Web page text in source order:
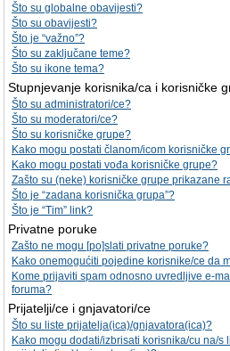
Što su globalne obavijesti?
Što su obavijesti?
Što je “važno”?
Što su zaključane teme?
Što su ikone tema?
Stupnjevanje korisnika/ca i korisničke
Što su administratori/ce?
Što su moderatori/ce?
Što su korisničke grupe?
Kako mogu postati članom/icom korisničke
Kako mogu postati vođa korisničke grupe?
Zašto su (neke) korisničke grupe prikazane
Što je “zadana korisnička grupa”?
Što je “Tim” link?
Privatne poruke
Zašto ne mogu [po]slati privatne poruke?
Kako onemogućiti pojedine korisnike/ce da
Kome prijaviti spam odnosno uvredljive e-
foruma?
Prijatelji/ce i gnjavatori/ce
Što su liste prijatelja(ica)/gnjavatora(ica)?
Kako mogu dodati/izbrisati korisnika/cu na/s